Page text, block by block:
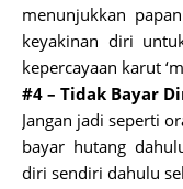
menunjukkan
keyakinan diri
kepercayaan karut
#4 – Tidak Bayar
Jangan jadi seperti
bayar hutang
diri sendiri dahulu